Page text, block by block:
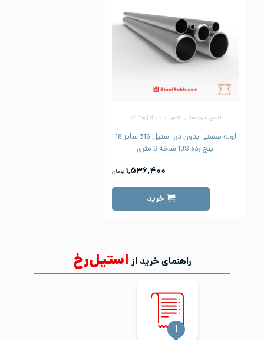
تاریخ به‌روزرسانی: ۱۲ مرداد ۱۴۰۵ | ۱۶:۳۵
لوله صنعتی بدون درز استیل 316 سایز 18
اینچ رده 10S شاخه 6 متری
۱,۵۳۶,۴۰۰ تومان
خرید
راهنمای خرید از استیل‌رخ
‍۱